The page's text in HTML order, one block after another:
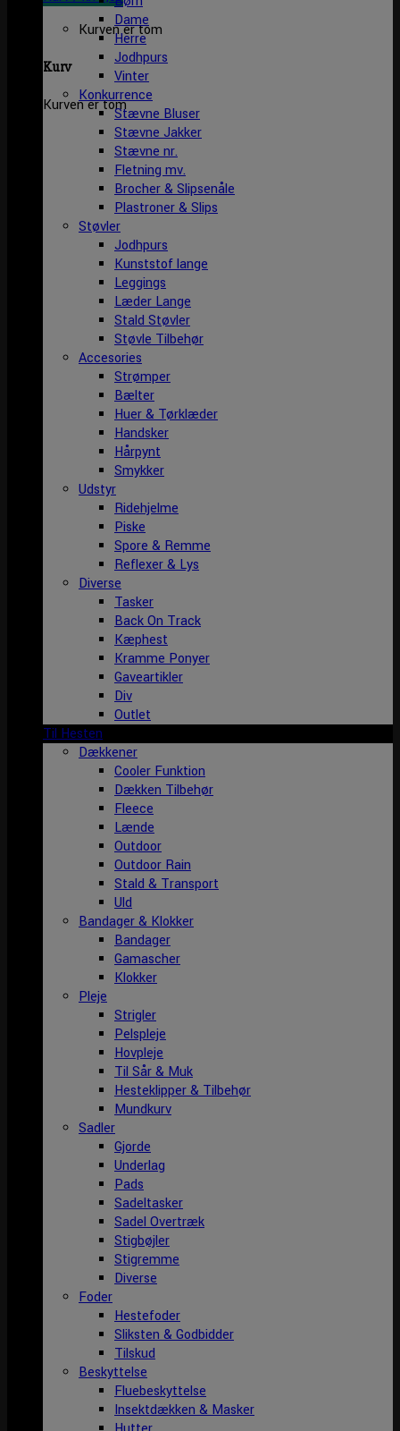
Kurven er tom
Kurv
Kurven er tom
Dame
Herre
Jodhpurs
Vinter
Konkurrence
Stævne Bluser
Stævne Jakker
Stævne nr.
Fletning mv.
Brocher & Slipsenåle
Plastroner & Slips
Støvler
Jodhpurs
Kunststof lange
Leggings
Læder Lange
Stald Støvler
Støvle Tilbehør
Accesories
Strømper
Bælter
Huer & Tørklæder
Handsker
Hårpynt
Smykker
Udstyr
Ridehjelme
Piske
Spore & Remme
Reflexer & Lys
Diverse
Tasker
Back On Track
Kæphest
Kramme Ponyer
Gaveartikler
Div
Outlet
Til Hesten
Dækkener
Cooler Funktion
Dækken Tilbehør
Fleece
Lænde
Outdoor
Outdoor Rain
Stald & Transport
Uld
Bandager & Klokker
Bandager
Gamascher
Klokker
Pleje
Strigler
Pelspleje
Hovpleje
Til Sår & Muk
Hesteklipper & Tilbehør
Mundkurv
Sadler
Gjorde
Underlag
Pads
Sadeltasker
Sadel Overtræk
Stigbøjler
Stigremme
Diverse
Foder
Hestefoder
Sliksten & Godbidder
Tilskud
Beskyttelse
Fluebeskyttelse
Insektdækken & Masker